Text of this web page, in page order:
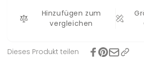
Hinzufügen zum
vergleichen
Dieses Produkt teilen